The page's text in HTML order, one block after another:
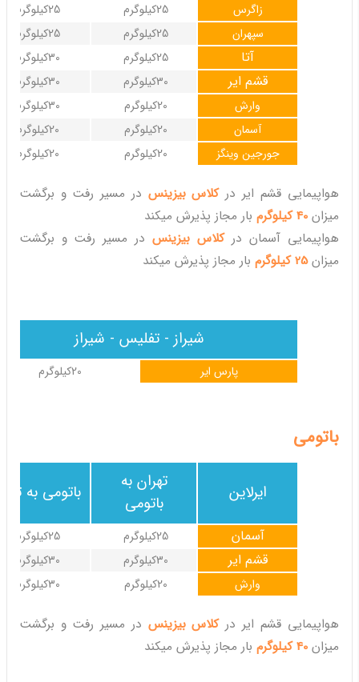
25کیلوگرم 25کیلوگرم
زاگرس
25کیلوگرم
25کیلوگرم
سپهران
30کیلوگرم
25کیلوگرم آتا
30کیلوگرم 30کیلوگرم قشم ایر
30کیلوگرم 20کیلوگرم
وارش
20کیلوگرم
20کیلوگرم
آسمان
20کیلوگرم
20کیلوگرم جورجین وینگز
هواپیمایی قشم ایر درکلاس بیزینس در مسیر رفت و برگشت
میزان 40 کیلوگرم
بار مجاز پذیرش میکند
هواپیمایی آسمان درکلاس بیزینس در مسیر رفت و برگشت
میزان25 کیلوگرم بار مجاز پذیرش میکند
شیراز - تفلیس - شیراز
20کیلوگرم پارس ایر
باتومی
باتومی به
تهران به
باتومی
ایرلاین
25کیلوگرم 25کیلوگرم آسمان
30کیلوگرم 30کیلوگرم قشم ایر
30کیلوگرم 20کیلوگرم وارش
هواپیمایی قشم ایر درکلاس بیزینس در مسیر رفت و برگشت
میزان 40 کیلوگرم بار مجاز پذیرش میکند